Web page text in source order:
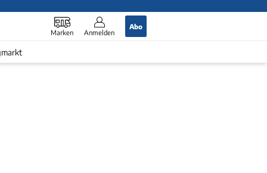
Marken Anmelden
Abo